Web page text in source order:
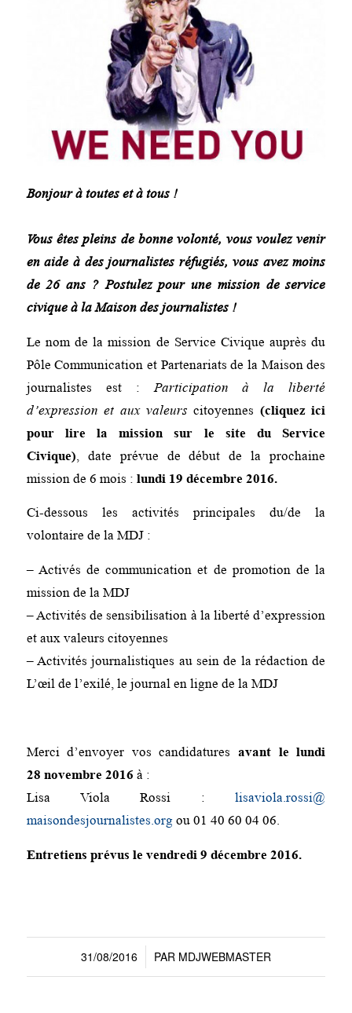
Bonjour à toutes et à tous !
Vous êtes pleins de bonne volonté, vous voulez venir
en aide à des journalistes réfugiés, vous avez moins
de 26 ans ? Postulez pour une mission de service
civique à la Maison des journalistes !
Le nom de la mission de Service Civique auprès du
Pôle Communication et Partenariats de la Maison des
journalistes est : Participation à la liberté
d’expression et aux valeurscitoyennes (cliquez ici
pour lire la mission sur le site du Service
Civique)
date prévue de début de la prochaine
mission de 6 mois : lundi 19 décembre 2016.
Ci-dessous les activités principales du/de la
volontaire de la MDJ :
– Activés de communication et de promotion de la
mission de la MDJ
– Activités de sensibilisation à la liberté d’expression
et aux valeurs citoyennes
– Activités journalistiques au sein de la rédaction de
L’œil de l’exilé, le journal en ligne de la MDJ
Merci d’envoyer vos candidaturesavant le lundi
28 novembre 2016 à :
Lisa Viola Rossi :lisaviola.rossi@
maisondesjournalistes.orgou 01 40 60 04 06.
Entretiens prévus le vendredi 9 décembre 2016.
31/08/2016
/ PAR MDJWEBMASTER